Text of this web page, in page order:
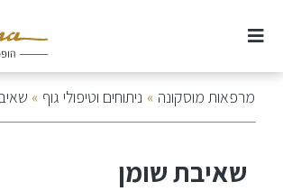
אודות
מרפאות מוסקונה » ניתוחים וטיפולי גוף »
שאיבת שומן
שאיבת שומן ועיצוב הגוף כל החידושים